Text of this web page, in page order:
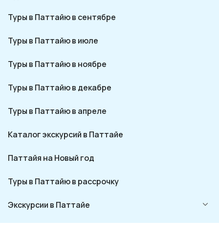
Туры в Паттайю в сентябре
Туры в Паттайю в июле
Туры в Паттайю в ноябре
Туры в Паттайю в декабре
Туры в Паттайю в апреле
Каталог экскурсий в Паттайе
Паттайя на Новый год
Туры в Паттайю в рассрочку
Экскурсии в Паттайе